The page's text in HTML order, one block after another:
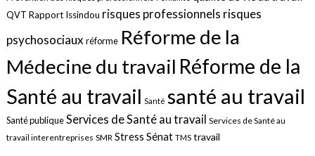
QVT Rapport Issindou risques professionnels risques
psychosociaux réforme Réforme de la
Médecine du travail Réforme de la
Santé au travail Santé santé au travail
Santé publique Services de Santé au travail Services de Santé au
travail interentreprises SMR Stress Sénat TMS travail